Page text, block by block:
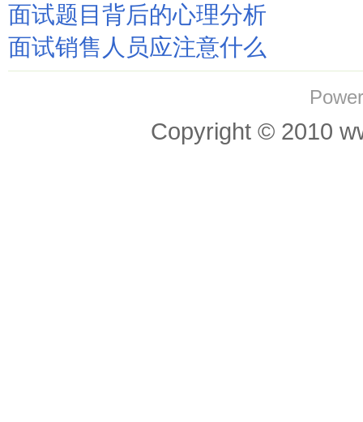
面试题目背后的心理分析
面试销售人员应注意什么
Copyright © 2010